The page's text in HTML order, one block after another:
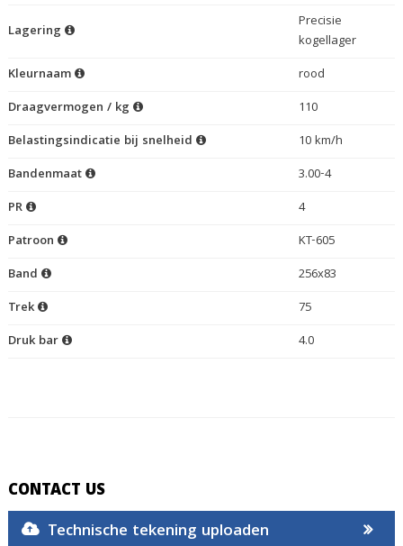
Lagering
Precisie
kogellager
Kleurnaam
rood
Draagvermogen / kg
110
Belastingsindicatie bij snelheid
10 km/h
Bandenmaat
3.00-4
PR
4
Patroon
KT-605
Band
256x83
Trek
75
Druk bar
4.0
CONTACT US
Technische tekening uploaden